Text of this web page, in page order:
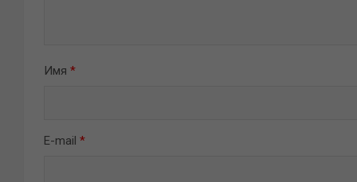
Имя *
E-mail *